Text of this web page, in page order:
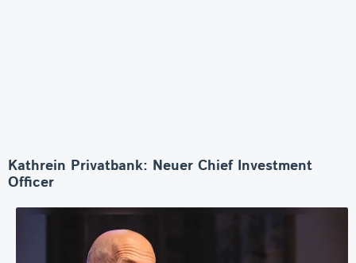
Kathrein Privatbank: Neuer Chief Investment
Officer